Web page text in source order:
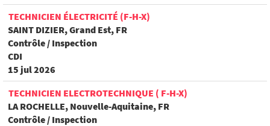
TECHNICIEN ÉLECTRICITÉ (F-H-X)
SAINT DIZIER, Grand Est, FR
Contrôle / Inspection
CDI
15 jul 2026
TECHNICIEN ELECTROTECHNIQUE ( F-H-X)
LA ROCHELLE, Nouvelle-Aquitaine, FR
Contrôle / Inspection